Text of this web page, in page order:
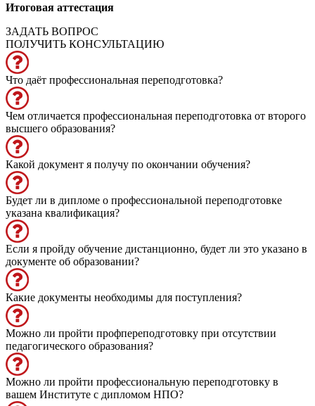
Итоговая аттестация
ЗАДАТЬ ВОПРОС
ПОЛУЧИТЬ КОНСУЛЬТАЦИЮ
Что даёт профессиональная переподготовка?
Чем отличается профессиональная переподготовка от второго
высшего образования?
Какой документ я получу по окончании обучения?
Будет ли в дипломе о профессиональной переподготовке
указана квалификация?
Если я пройду обучение дистанционно, будет ли это указано в
документе об образовании?
Какие документы необходимы для поступления?
Можно ли пройти профпереподготовку при отсутствии
педагогического образования?
Можно ли пройти профессиональную переподготовку в
вашем Институте с дипломом НПО?